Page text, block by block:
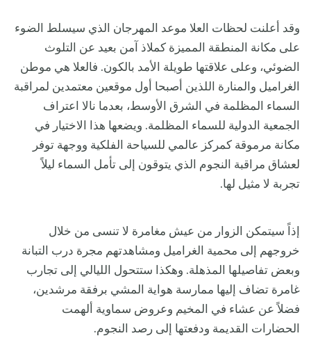
وقد أعلنت لحظات العلا موعد المهرجان الذي سيسلط الضوء
على مكانة المنطقة المميزة كملاذ آمن بعيد عن التلوث
الضوئي، وعلى علاقتها طويلة الأمد بالكون. فالعلا هي موطن
الغراميل والمنارة اللذين أصبحا أول موقعين معتمدين لمراقبة
السماء المظلمة في الشرق الأوسط، بعدما نالا اعتراف
الجمعية الدولية للسماء المظلمة. ويضعها هذا الاختيار في
مكانة مرموقة كمركز عالمي للسياحة الفلكية ووجهة توفر
لعشاق مراقبة النجوم الذي يتوقون إلى تأمل السماء ليلاً
تجربة لا مثيل لها.
إذاً سيتمكن الزوار من عيش مغامرة لا تنسى من خلال
خروجهم إلى محمية الغراميل ومشاهدتهم مجرة درب التبانة
وبعض تفاصيلها المذهلة. وهكذا ستتحول الليالي إلى تجارب
غامرة تضاف إليها ممارسة هواية المشي برفقة مرشدين،
فضلاً عن عشاء في المخيم وعروض سماوية ألهمت
الحضارات القديمة ودفعتها إلى رصد النجوم.